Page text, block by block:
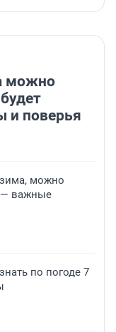
можно
и поверья
можно
— важные
по погоде 7